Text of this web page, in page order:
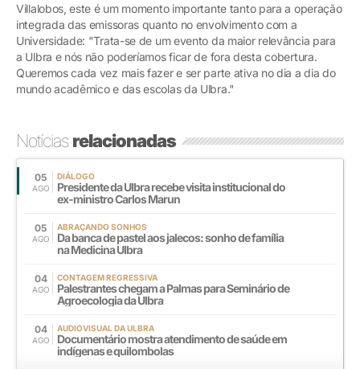
Villalobos, este é um momento importante tanto para a operação
integrada das emissoras quanto no envolvimento com a
Universidade: "Trata-se de um evento da maior relevância para
a Ulbra e nós não poderíamos ficar de fora desta cobertura.
Queremos cada vez mais fazer e ser parte ativa no dia a dia do
mundo acadêmico e das escolas da Ulbra."
Notíciasrelacionadas
05
AGO
DIÁLOGO
Presidente da Ulbra recebe visita institucional do
ex-ministro Carlos Marun
05
AGO
ABRAÇANDO SONHOS
Da banca de pastel aos jalecos: sonho de família
na Medicina Ulbra
04
AGO
CONTAGEM REGRESSIVA
Palestrantes chegam a Palmas para Seminário de
Agroecologia da Ulbra
04
AGO
AUDIOVISUAL DA ULBRA
Documentário mostra atendimento de saúde em
indígenas e quilombolas